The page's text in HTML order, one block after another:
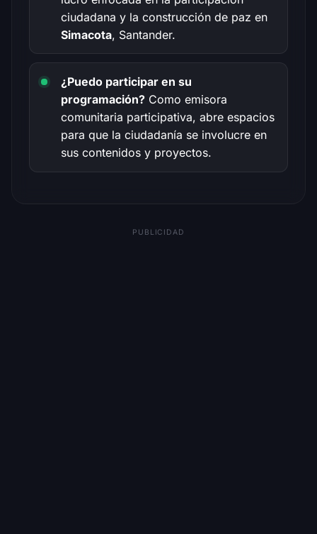
ciudadana y la construcción de paz en
Simacota, Santander.
¿Puedo participar en su
programación? Como emisora
comunitaria participativa, abre espacios
para que la ciudadanía se involucre en
sus contenidos y proyectos.
PUBLICIDAD